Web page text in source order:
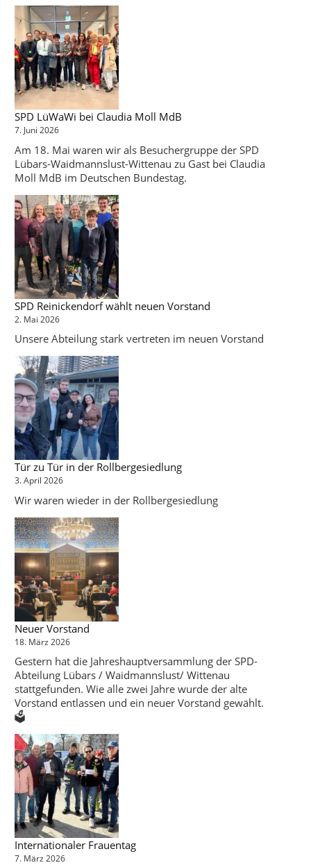
SPD LüWaWi bei Claudia Moll MdB
7. Juni 2026
Am 18. Mai waren wir als Besuchergruppe der SPD
Lübars-Waidmannslust-Wittenau zu Gast bei Claudia
Moll MdB im Deutschen Bundestag.
SPD Reinickendorf wählt neuen Vorstand
2. Mai 2026
Unsere Abteilung stark vertreten im neuen Vorstand
Tür zu Tür in der Rollbergesiedlung
3. April 2026
Wir waren wieder in der Rollbergesiedlung
Neuer Vorstand
18. März 2026
Gestern hat die Jahreshauptversammlung der SPD-
Abteilung Lübars / Waidmannslust/ Wittenau
stattgefunden. Wie alle zwei Jahre wurde der alte
Vorstand entlassen und ein neuer Vorstand gewählt.
🗳️
Internationaler Frauentag
7. März 2026